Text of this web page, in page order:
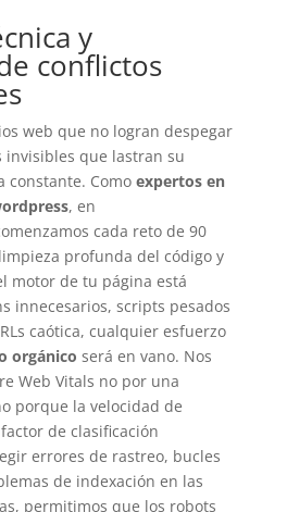
y
conflictos
web que no logran despegar
que lastran su
constante. Como expertos en
, en
cada reto de 90
profunda del código y
motor de tu página está
innecesarios, scripts pesados
caótica, cualquier esfuerzo
orgánico será en vano. Nos
Web Vitals no por una
porque la velocidad de
de clasificación
errores de rastreo, bucles
de indexación en las
permitimos que los robots